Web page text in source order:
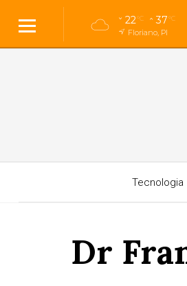
22°C 37°C
Floriano, PI
Tecnologia
Dr